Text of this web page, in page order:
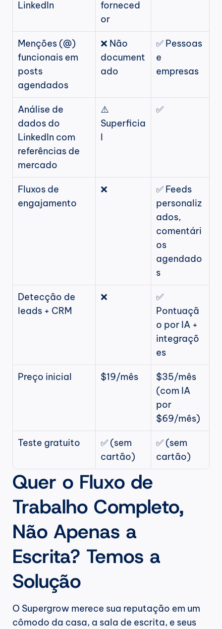
LinkedIn
forneced
or
Menções (@)
funcionais em
posts
agendados
❌ Não
document
ado
✅ Pessoas
e
empresas
Análise de
dados do
LinkedIn com
referências de
mercado
⚠️
Superficia
l
✅
Fluxos de
engajamento
❌
✅ Feeds
personaliz
ados,
comentári
os
agendado
s
Detecção de
leads + CRM
❌
✅
Pontuaçã
o por IA +
integraçõ
es
Preço inicial $19/mês
$35/mês
(com IA
por
$69/mês)
Teste gratuito
✅ (sem
cartão)
✅ (sem
cartão)
Quer o Fluxo de
Trabalho Completo,
Não Apenas a
Escrita? Temos a
Solução
O Supergrow merece sua reputação em um
cômodo da casa, a sala de escrita, e seus